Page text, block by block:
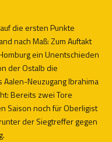
die ersten Punkte
nach Maß: Zum Auftakt
ein Unentschieden
der Ostalb die
Neuzugang Ibrahima
Bereits zwei Tore
Saison noch für Oberligist
der Siegtreffer gegen